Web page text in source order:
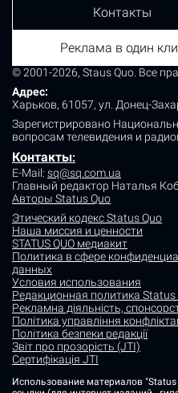
© 2001-2026, Staus Quo. Все
Адрес:
Харьков, 61057, ул. Донец-
Зарегистрировано
вопросам телевидения и
Контакты:
E-Mail: sq@sq.com.ua
Главный редактор Наталья
Авторы Status Quo
Этический кодекс Status Quo
Наша миссия и ценности
STATUS QUO медиакит
Политика в сфере
данных
Условия использования
Редакционная политика Status
Рекламна діяльність,
Політика управління
Політика безпеки редакції
Звіт про прозорість (JTI)
Сертифікація JTI
Контакты
Реклама в один
Использование материалов